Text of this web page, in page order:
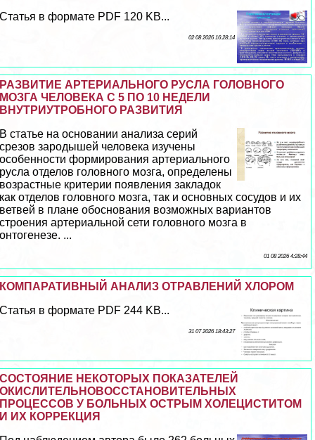
Статья в формате PDF 120 KB...
02 08 2026 16:28:14
РАЗВИТИЕ АРТЕРИАЛЬНОГО РУСЛА ГОЛОВНОГО
МОЗГА ЧЕЛОВЕКА С 5 ПО 10 НЕДЕЛИ
ВНУТРИУТРОБНОГО РАЗВИТИЯ
В статье на основании анализа серий
срезов зародышей человека изучены
особенности формирования артериального
русла отделов головного мозга, определены
возрастные критерии появления закладок
как отделов головного мозга, так и основных сосудов и их
ветвей в плане обоснования возможных вариантов
строения артериальной сети головного мозга в
онтогенезе. ...
01 08 2026 4:28:44
КОМПАРАТИВНЫЙ АНАЛИЗ ОТРАВЛЕНИЙ ХЛОРОМ
Статья в формате PDF 244 KB...
31 07 2026 18:43:27
СОСТОЯНИЕ НЕКОТОРЫХ ПОКАЗАТЕЛЕЙ
ОКИСЛИТЕЛЬНОВОССТАНОВИТЕЛЬНЫХ
ПРОЦЕССОВ У БОЛЬНЫХ ОСТРЫМ ХОЛЕЦИСТИТОМ
И ИХ КОРРЕКЦИЯ